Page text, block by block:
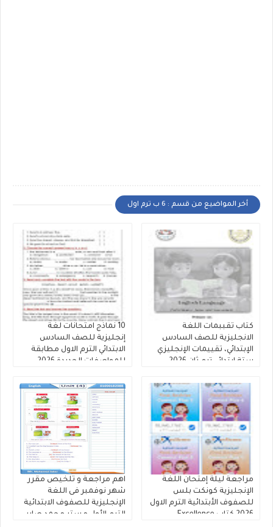
أخر المواضيع من قسم : 6 ب ترم اول
كتاب تقببمات اللغة
الانجليزية للصف السادس
الإبتدائي، تقييمات الإنجليزي
ستة ابتدائي ترم ثان 2026
10 نماذج امتحانات لغة
إنجليزية للصف السادس
الابتدائي الترم الاول مطابقة
للمواصفات الجديدة 2026
مراجعة ليلة إمتحان اللغة
الإنجليزية كونكت بلس
للصفوف الأبتدائية الترم الاول
2026 كتاب Excellence
اهم مراجعة و تلخيص مقرر
شهر نوفمبر فى اللغة
الإنجليزية للصفوف الابتدائية
الترم الأول مستر محمد صابر